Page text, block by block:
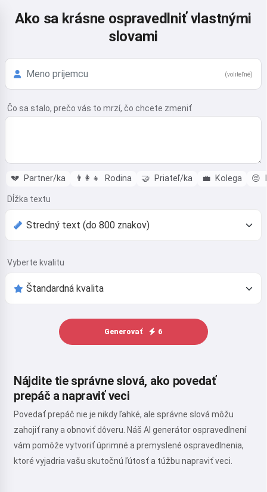
Ako sa krásne ospravedlniť vlastnými
slovami
(voliteľné)
Čo sa stalo, prečo vás to mrzí, čo chcete zmeniť
💔 Partner/ka 👨‍👩‍👧 Rodina 🤝 Priateľ/ka 💼 Kolega 😔
Dĺžka textu
Vyberte kvalitu
Generovať 6
Nájdite tie správne slová, ako povedať
prepáč a napraviť veci
Povedať prepáč nie je nikdy ľahké, ale správne slová môžu
zahojiť rany a obnoviť dôveru. Náš AI generátor ospravedlnení
vám pomôže vytvoriť úprimné a premyslené ospravedlnenia,
ktoré vyjadria vašu skutočnú ľútosť a túžbu napraviť veci.